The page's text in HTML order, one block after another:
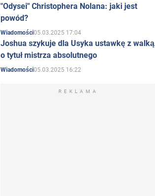
"Odysei" Christophera Nolana: jaki jest
powód?
Wiadomości05.03.2025 17:04
Joshua szykuje dla Usyka ustawkę z walką
o tytuł mistrza absolutnego
Wiadomości05.03.2025 16:22
REKLAMA